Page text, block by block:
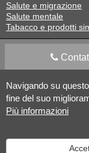
Navigando su
fine del suo
Più informazioni
Salute e migrazione
Salute mentale
Tabacco e prodotti
Apps